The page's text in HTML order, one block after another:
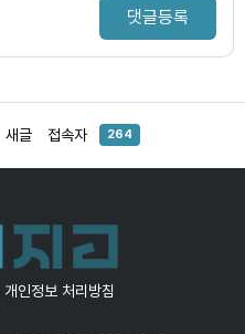
댓글등록
새글 접속자 264
개인정보 처리방침